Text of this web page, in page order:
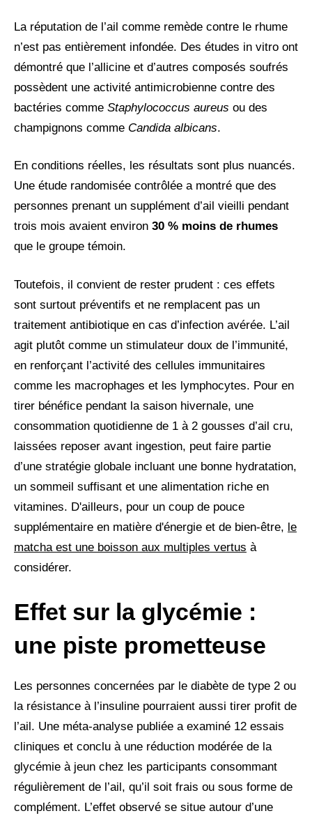
La réputation de l’ail comme remède contre le rhume
n’est pas entièrement infondée. Des études in vitro ont
démontré que l’allicine et d’autres composés soufrés
possèdent une activité antimicrobienne contre des
bactéries comme Staphylococcus aureus ou des
champignons comme Candida albicans.
En conditions réelles, les résultats sont plus nuancés.
Une étude randomisée contrôlée a montré que des
personnes prenant un supplément d’ail vieilli pendant
trois mois avaient environ 30 % moins de rhumes
que le groupe témoin.
Toutefois, il convient de rester prudent : ces effets
sont surtout préventifs et ne remplacent pas un
traitement antibiotique en cas d’infection avérée. L’ail
agit plutôt comme un stimulateur doux de l’immunité,
en renforçant l’activité des cellules immunitaires
comme les macrophages et les lymphocytes. Pour en
tirer bénéfice pendant la saison hivernale, une
consommation quotidienne de 1 à 2 gousses d’ail cru,
laissées reposer avant ingestion, peut faire partie
d’une stratégie globale incluant une bonne hydratation,
un sommeil suffisant et une alimentation riche en
vitamines. D'ailleurs, pour un coup de pouce
supplémentaire en matière d'énergie et de bien-être, le
matcha est une boisson aux multiples vertus à
considérer.
Effet sur la glycémie :
une piste prometteuse
Les personnes concernées par le diabète de type 2 ou
la résistance à l’insuline pourraient aussi tirer profit de
l’ail. Une méta-analyse publiée a examiné 12 essais
cliniques et conclu à une réduction modérée de la
glycémie à jeun chez les participants consommant
régulièrement de l’ail, qu’il soit frais ou sous forme de
complément. L’effet observé se situe autour d’une